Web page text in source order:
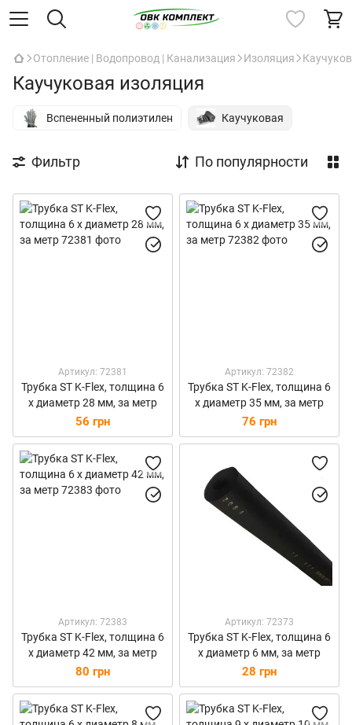
Отопление | Водопровод | Канализация Изоляция
Каучуковая изоляция
Вспененный полиэтилен Каучуковая
Фильтр По популярности
Артикул: 72381
Трубка ST K-Flex, толщина 6
х диаметр 28 мм, за метр
56 грн
Артикул: 72382
Трубка ST K-Flex, толщина 6
х диаметр 35 мм, за метр
76 грн
Артикул: 72383
Трубка ST K-Flex, толщина 6
х диаметр 42 мм, за метр
80 грн
Артикул: 72373
Трубка ST K-Flex, толщина 6
х диаметр 6 мм, за метр
28 грн